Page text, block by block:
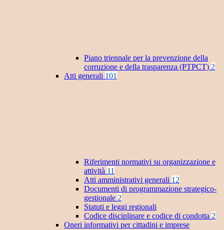
Piano triennale per la prevenzione della
corruzione e della trasparenza (PTPCT) 2
Atti generali 101
Riferimenti normativi su organizzazione e
attività 11
Atti amministrativi generali 12
Documenti di programmazione strategico-
gestionale 2
Statuti e leggi regionali
Codice disciplinare e codice di condotta 2
Oneri informativi per cittadini e imprese